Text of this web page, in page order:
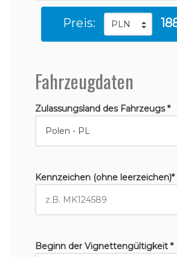
Preis:
Fahrzeugdaten
Zulassungsland des Fahrzeugs *
Kennzeichen (ohne leerzeichen)*
Beginn der Vignettengültigkeit *